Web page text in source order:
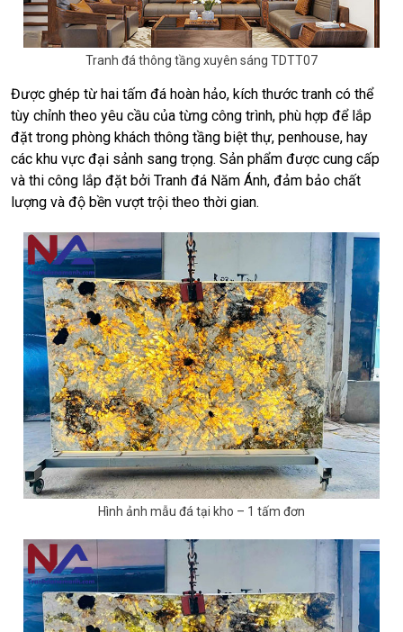
Tranh đá thông tầng xuyên sáng TDTT07
Được ghép từ hai tấm đá hoàn hảo, kích thước tranh có thể
tùy chỉnh theo yêu cầu của từng công trình, phù hợp để lắp
đặt trong phòng khách thông tầng biệt thự, penhouse, hay
các khu vực đại sảnh sang trọng. Sản phẩm được cung cấp
và thi công lắp đặt bởi Tranh đá Năm Ánh, đảm bảo chất
lượng và độ bền vượt trội theo thời gian.
Hình ảnh mẫu đá tại kho – 1 tấm đơn